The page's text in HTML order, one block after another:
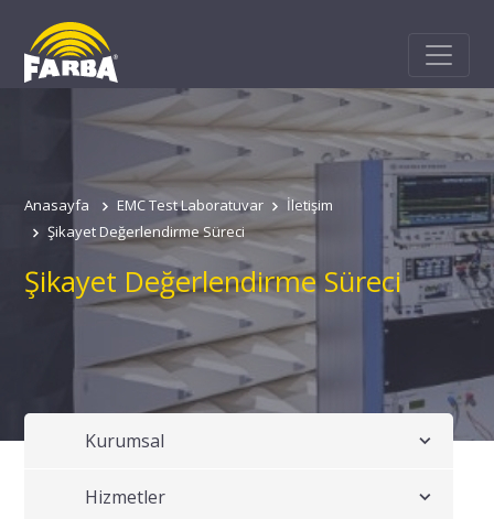
Anasayfa EMC Test Laboratuvar
İletişim
Şikayet Değerlendirme Süreci
Şikayet Değerlendirme Süreci
Kurumsal
Hizmetler